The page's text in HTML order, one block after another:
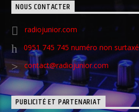
NOUS CONTACTER
radiojunior.com
0951 745 745 numéro non surtaxé
contact@radiojunior.com
PUBLICITÉ ET PARTENARIAT